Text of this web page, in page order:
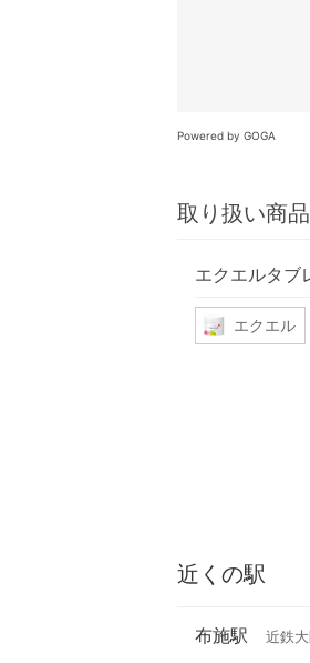
Powered by GOGA
取り扱い商品
エクエルタブ
エクエル
近くの駅
布施駅 近鉄